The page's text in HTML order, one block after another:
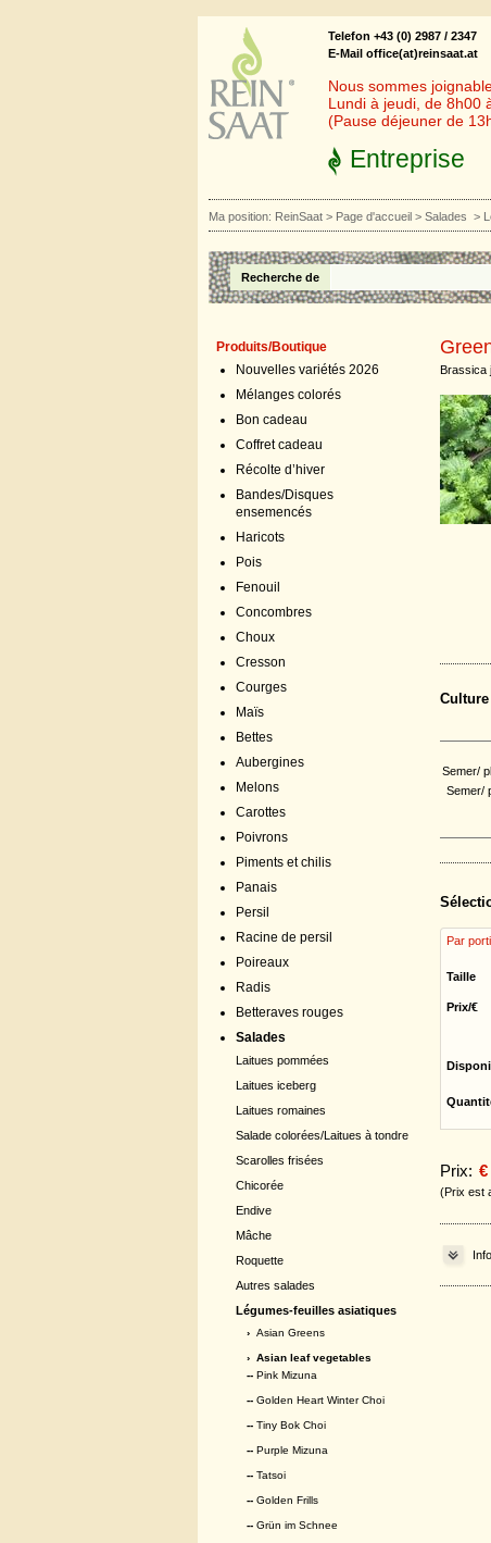
Telefon +43 (0) 2987 / 2347
E-Mail office(at)reinsaat.at
Nous sommes
Lundi à jeudi, de 8h00
(Pause déjeuner de
Entreprise
Ma position: ReinSaat > Page d'accueil > Salades >
Recherche de
Produits/Boutique
Nouvelles variétés 2026
Mélanges colorés
Bon cadeau
Coffret cadeau
Récolte d’hiver
Bandes/Disques
ensemencés
Haricots
Pois
Fenouil
Concombres
Choux
Cresson
Courges
Maïs
Bettes
Aubergines
Melons
Carottes
Poivrons
Piments et chilis
Panais
Persil
Racine de persil
Poireaux
Radis
Betteraves rouges
Salades
Laitues pommées
Laitues iceberg
Laitues romaines
Salade colorées/Laitues à tondre
Scarolles frisées
Chicorée
Endive
Mâche
Roquette
Autres salades
Légumes-feuilles asiatiques
› Asian Greens
› Asian leaf vegetables
-- Pink Mizuna
-- Golden Heart Winter Choi
-- Tiny Bok Choi
-- Purple Mizuna
-- Tatsoi
-- Golden Frills
-- Grün im Schnee
Brassica
Culture
Semer/
Semer/
Par
Taille
Prix/€
Prix: €
(Prix est